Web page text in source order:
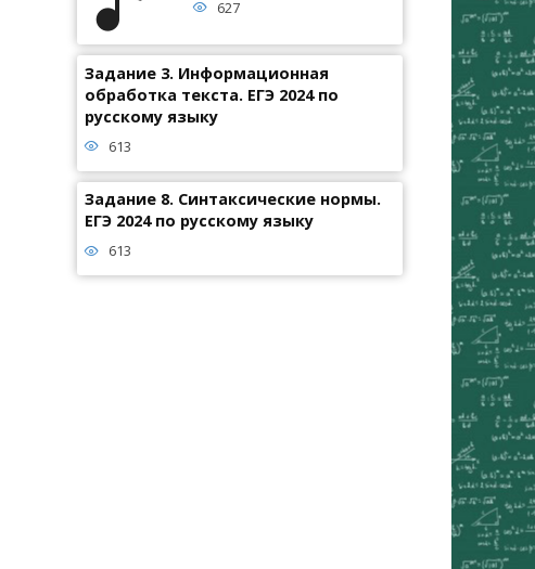
627
Задание 3. Информационная
обработка текста. ЕГЭ 2024 по
русскому языку
613
Задание 8. Синтаксические нормы.
ЕГЭ 2024 по русскому языку
613